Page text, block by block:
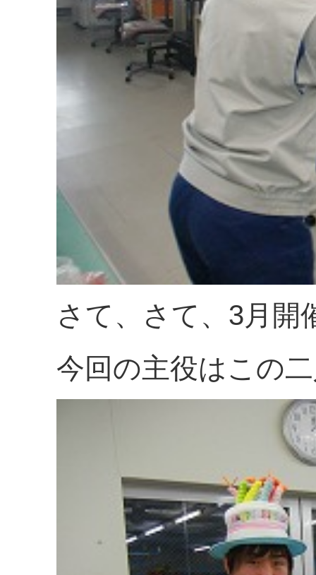
さて、さて、3月開
今回の主役はこの